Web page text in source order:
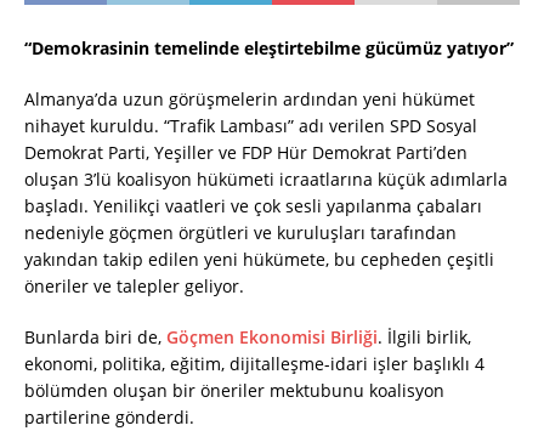
“Demokrasinin temelinde eleştirtebilme gücümüz yatıyor”
Almanya’da uzun görüşmelerin ardından yeni hükümet
nihayet kuruldu. “Trafik Lambası” adı verilen SPD Sosyal
Demokrat Parti, Yeşiller ve FDP Hür Demokrat Parti’den
oluşan 3’lü koalisyon hükümeti icraatlarına küçük adımlarla
başladı. Yenilikçi vaatleri ve çok sesli yapılanma çabaları
nedeniyle göçmen örgütleri ve kuruluşları tarafından
yakından takip edilen yeni hükümete, bu cepheden çeşitli
öneriler ve talepler geliyor.
Bunlarda biri de, Göçmen Ekonomisi Birliği. İlgili birlik,
ekonomi, politika, eğitim, dijitalleşme-idari işler başlıklı 4
bölümden oluşan bir öneriler mektubunu koalisyon
partilerine gönderdi.